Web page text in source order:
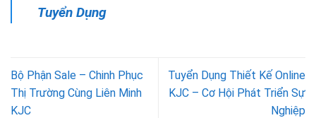
Tuyển Dụng
Bộ Phận Sale – Chinh Phục
Thị Trường Cùng Liên Minh
KJC
Tuyển Dụng Thiết Kế Online
KJC – Cơ Hội Phát Triển Sự
Nghiệp